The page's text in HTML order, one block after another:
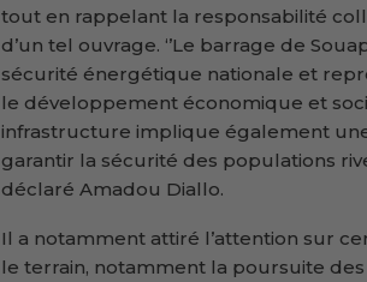
tout en rappelant la responsabilité
d’un tel ouvrage. ‘’Le barrage de
sécurité énergétique nationale et
le développement économique et
infrastructure implique également
garantir la sécurité des populations
déclaré Amadou Diallo.
Il a notamment attiré l’attention sur
le terrain, notamment la poursuite